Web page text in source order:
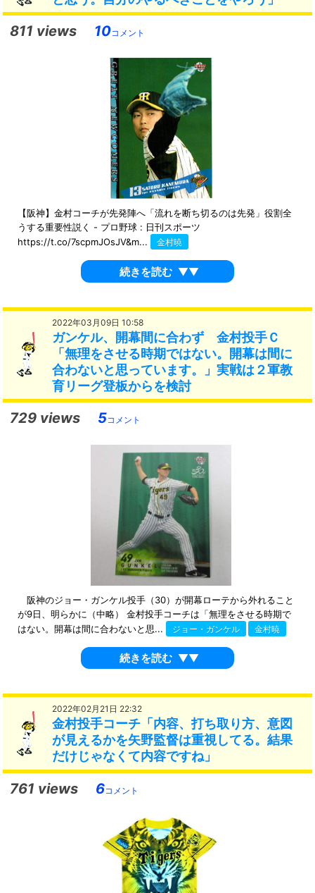
811 views 10コメント
【阪神】金村コーチが先発陣へ「流れを断ち切るのは先発」役割全
うする重要性説く - プロ野球 : 日刊スポーツ
https://t.co/7scpmJOsJV&m...
金村暁
続きを読む ▼▼
2022年03月09日 10:58
ガンケル、開幕間に合わず 金村投手Ｃ
「無理をさせる時期ではない。開幕は間に
合わないと思っています。」実戦は２軍教
育リーグ登板からを検討
729 views 5コメント
阪神のジョー・ガンケル投手（30）が開幕ローテから外れること
が9日、明らかに（中略） 金村投手コーチは「無理をさせる時期で
はない。開幕は間に合わないと思...
ジョー・ガンケル 金村暁
続きを読む ▼▼
2022年02月21日 22:32
金村投手コーチ「内容、打ち取り方、意図
が見えるかを矢野監督は重視してる。結果
だけじゃなくて内容ですね」
761 views 6コメント